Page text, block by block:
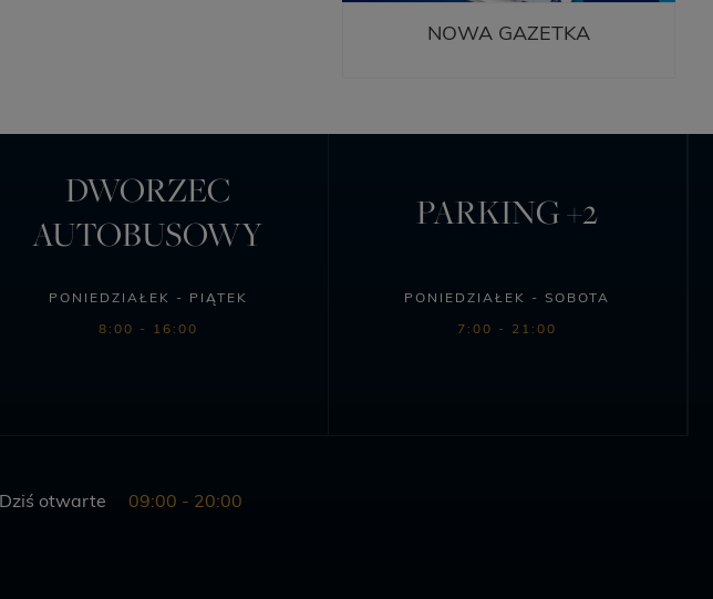
NOWA GAZETKA
DWORZEC
AUTOBUSOWY
PONIEDZIAŁEK - PIĄTEK
8:00 - 16:00
PARKING +2
PONIEDZIAŁEK - SOBOTA
7:00 - 21:00
Dziś otwarte 09:00 - 20:00